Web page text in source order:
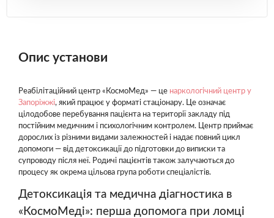
Опис установи
Реабілітаційний центр «КосмоМед» — це наркологічний центр у
Запоріжжі, який працює у форматі стаціонару. Це означає
цілодобове перебування пацієнта на території закладу під
постійним медичним і психологічним контролем. Центр приймає
дорослих із різними видами залежностей і надає повний цикл
допомоги — від детоксикації до підготовки до виписки та
супроводу після неї. Родичі пацієнтів також залучаються до
процесу як окрема цільова група роботи спеціалістів.
Детоксикація та медична діагностика в
«КосмоМеді»: перша допомога при ломці